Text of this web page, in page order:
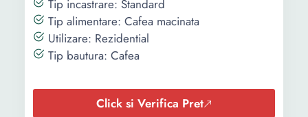
Tip incastrare: Standard
Tip alimentare: Cafea macinata
Utilizare: Rezidential
Tip bautura: Cafea
Click si Verifica Pret